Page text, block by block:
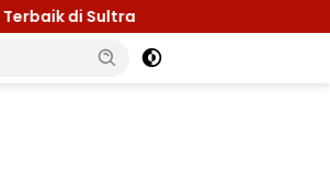
Menuju Jamnas 2026, Ketua Kwarcab